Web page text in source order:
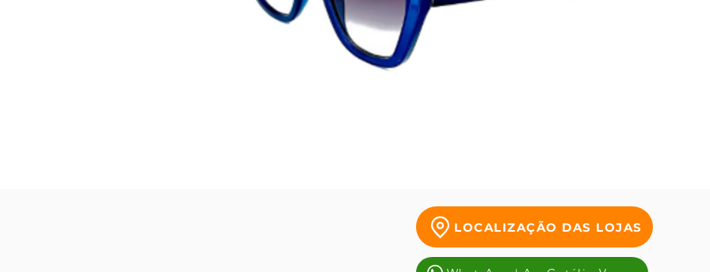
LOCALIZAÇÃO DAS LOJAS